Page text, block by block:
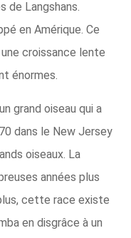
de Langshans.
en Amérique. Ce
croissance lente
énormes.
grand oiseau qui a
dans le New Jersey
oiseaux. La
années plus
cette race existe
en disgrâce à un